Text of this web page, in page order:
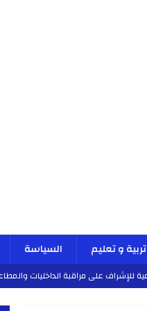
السياسة تربية و تعليم